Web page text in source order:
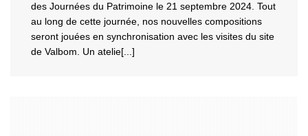
des Journées du Patrimoine le 21 septembre 2024. Tout
au long de cette journée, nos nouvelles compositions
seront jouées en synchronisation avec les visites du site
de Valbom. Un atelie[...]